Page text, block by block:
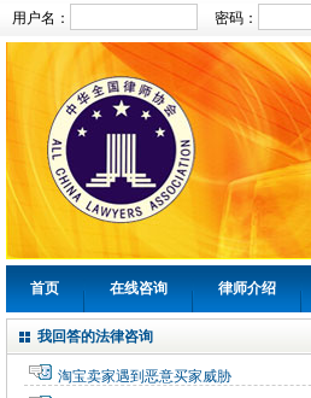
用户名： 密码：
首页 在线咨询 律师介绍
我回答的法律咨询
淘宝卖家遇到恶意买家威胁